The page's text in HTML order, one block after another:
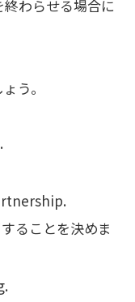
わらせる場合に
う。
ることを決めま